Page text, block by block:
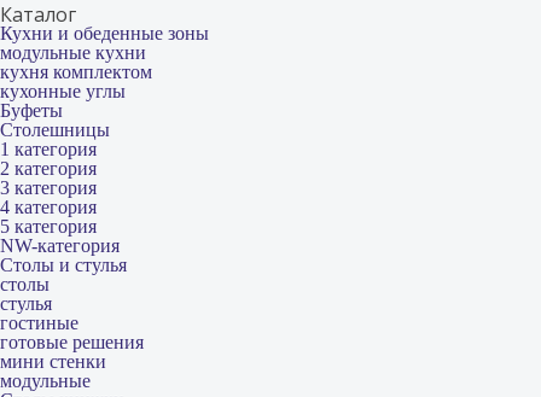
Каталог
Кухни и обеденные зоны
модульные кухни
кухня комплектом
кухонные углы
Буфеты
Столешницы
1 категория
2 категория
3 категория
4 категория
5 категория
NW-категория
Столы и стулья
столы
стулья
гостиные
готовые решения
мини стенки
модульные